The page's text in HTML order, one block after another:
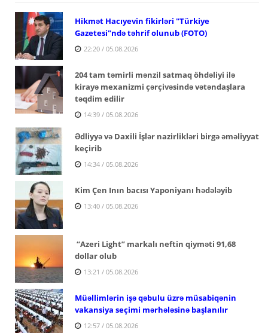
Hikmət Hacıyevin fikirləri "Türkiye
Gazetesi"ndə təhrif olunub (FOTO)
22:20 / 05.08.2026
204 tam təmirli mənzil satmaq öhdəliyi ilə
kirayə mexanizmi çərçivəsində vətəndaşlara
təqdim edilir
14:39 / 05.08.2026
Ədliyyə və Daxili İşlər nazirlikləri birgə əməliyyat
keçirib
14:34 / 05.08.2026
Kim Çen Inın bacısı Yaponiyanı hədələyib
13:40 / 05.08.2026
“Azeri Light” markalı neftin qiyməti 91,68
dollar olub
13:21 / 05.08.2026
Müəllimlərin işə qəbulu üzrə müsabiqənin
vakansiya seçimi mərhələsinə başlanılır
12:57 / 05.08.2026